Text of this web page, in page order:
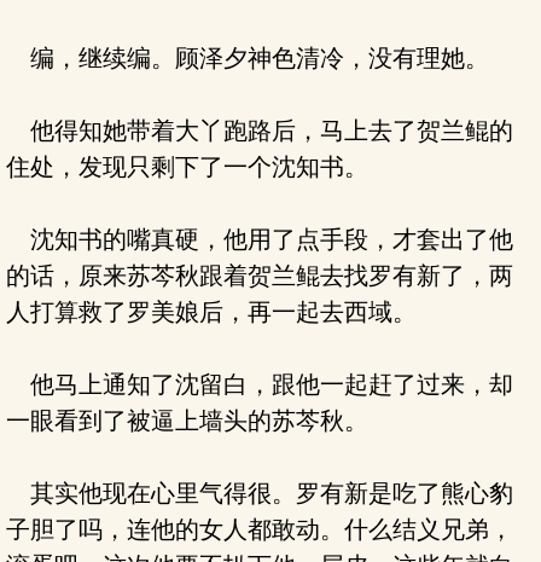
编，继续编。顾泽夕神色清冷，没有理她。
他得知她带着大丫跑路后，马上去了贺兰鲲的
住处，发现只剩下了一个沈知书。
沈知书的嘴真硬，他用了点手段，才套出了他
的话，原来苏芩秋跟着贺兰鲲去找罗有新了，两
人打算救了罗美娘后，再一起去西域。
他马上通知了沈留白，跟他一起赶了过来，却
一眼看到了被逼上墙头的苏芩秋。
其实他现在心里气得很。罗有新是吃了熊心豹
子胆了吗，连他的女人都敢动。什么结义兄弟，